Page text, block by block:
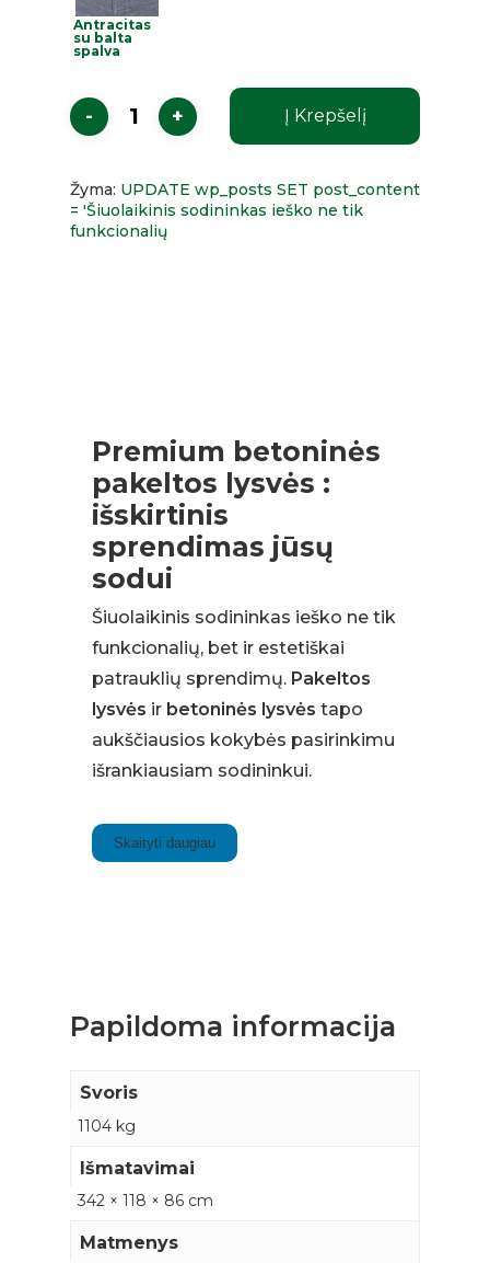
Antracitas
su balta
spalva
Į Krepšelį
Žyma: UPDATE wp_posts SET post_content
= 'Šiuolaikinis sodininkas ieško ne tik
funkcionalių
Premium betoninės
pakeltos lysvės :
išskirtinis
sprendimas jūsų
sodui
Šiuolaikinis sodininkas ieško ne tik
funkcionalių, bet ir estetiškai
patrauklių sprendimų. Pakeltos
lysvės ir betoninės lysvės tapo
aukščiausios kokybės pasirinkimu
išrankiausiam sodininkui.
Skaityti daugiau
Papildoma informacija
Svoris
1104 kg
Išmatavimai
342 × 118 × 86 cm
Matmenys